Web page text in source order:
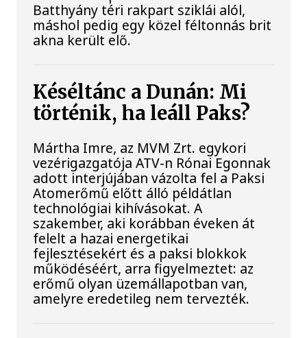
Batthyány téri rakpart sziklái alól,
máshol pedig egy közel féltonnás brit
akna került elő.
Késéltánc a Dunán: Mi
történik, ha leáll Paks?
Mártha Imre, az MVM Zrt. egykori
vezérigazgatója ATV-n Rónai Egonnak
adott interjújában vázolta fel a Paksi
Atomerőmű előtt álló példátlan
technológiai kihívásokat. A
szakember, aki korábban éveken át
felelt a hazai energetikai
fejlesztésekért és a paksi blokkok
működéséért, arra figyelmeztet: az
erőmű olyan üzemállapotban van,
amelyre eredetileg nem tervezték.